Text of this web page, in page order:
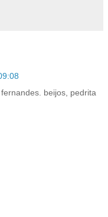
beijos, pedrita